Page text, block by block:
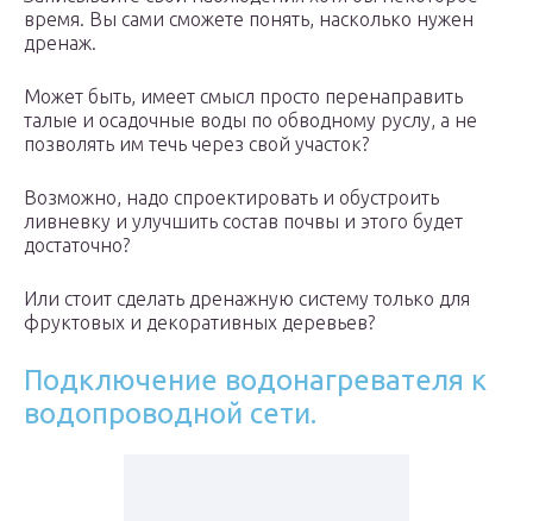
время. Вы сами сможете понять, насколько нужен
дренаж.
Может быть, имеет смысл просто перенаправить
талые и осадочные воды по обводному руслу, а не
позволять им течь через свой участок?
Возможно, надо спроектировать и обустроить
ливневку и улучшить состав почвы и этого будет
достаточно?
Или стоит сделать дренажную систему только для
фруктовых и декоративных деревьев?
Подключение водонагревателя к
водопроводной сети.